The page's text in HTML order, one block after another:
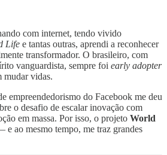
com internet, tendo vivido
Life e tantas outras, aprendi a reconhecer
transformador. O brasileiro, com
vanguardista, sempre foi early adopter
mudar vidas.
empreendedorismo do Facebook me deu
o desafio de escalar inovação com
em massa. Por isso, o projeto World
e ao mesmo tempo, me traz grandes